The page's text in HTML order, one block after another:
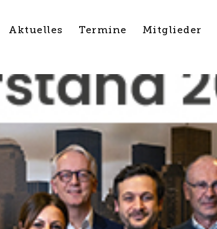
Aktuelles Termine Mitglieder